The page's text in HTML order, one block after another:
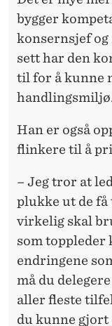
bygger
konsernsjef
sett har den
til for å kunne
Han er også
flinkere til å
– Jeg tror at
plukke ut de få
virkelig skal
som toppleder
endringene
må du
aller fleste
du kunne gjort